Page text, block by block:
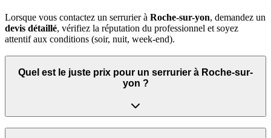
Lorsque vous contactez un serrurier à Roche-sur-yon, demandez un
devis détaillé, vérifiez la réputation du professionnel et soyez
attentif aux conditions (soir, nuit, week‑end).
Quel est le juste prix pour un serrurier à Roche-sur-
yon ?